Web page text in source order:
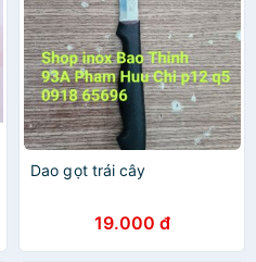
Dao gọt trái cây
19.000 đ